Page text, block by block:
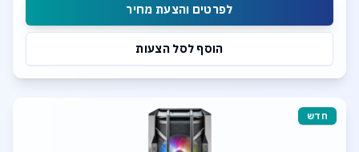
לפרטים והצעת מחיר
הוסף לסל הצעות
חדש